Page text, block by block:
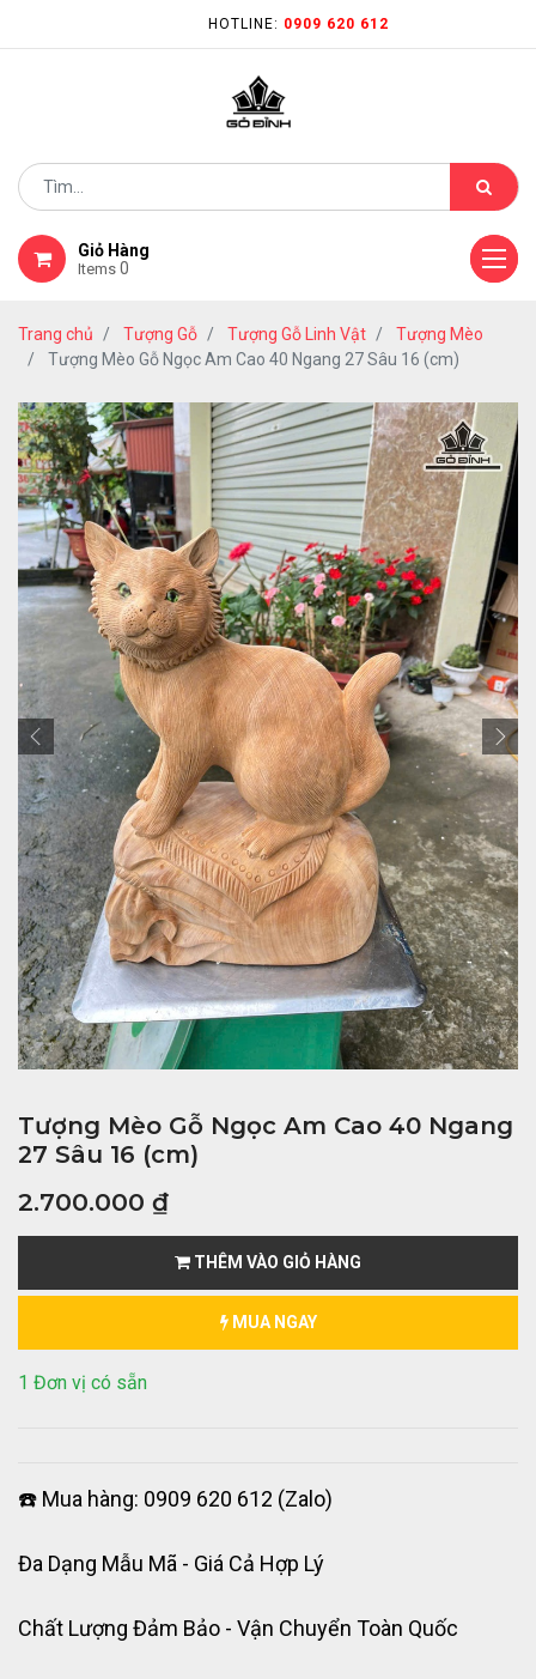
HOTLINE: 0909 620 612
Giỏ Hàng
Items 0
Trang chủ Tượng Gỗ Tượng Gỗ Linh Vật
Tượng Mèo
Tượng Mèo Gỗ Ngọc Am Cao 40 Ngang 27 Sâu 16 (cm)
Tượng Mèo Gỗ Ngọc Am Cao 40 Ngang
27 Sâu 16 (cm)
2.700.000 ₫
THÊM VÀO GIỎ HÀNG
MUA NGAY
1 Đơn vị có sẵn
☎️ Mua hàng: 0909 620 612 (Zalo)
Đa Dạng Mẫu Mã - Giá Cả Hợp Lý
Chất Lượng Đảm Bảo - Vận Chuyển Toàn Quốc